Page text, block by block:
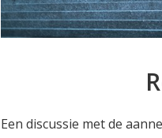
Een discussie met de